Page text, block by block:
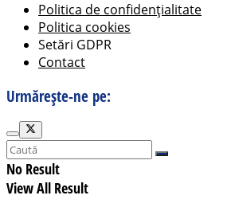
Politica de confidențialitate
Politica cookies
Setări GDPR
Contact
Urmărește-ne pe:
No Result
View All Result